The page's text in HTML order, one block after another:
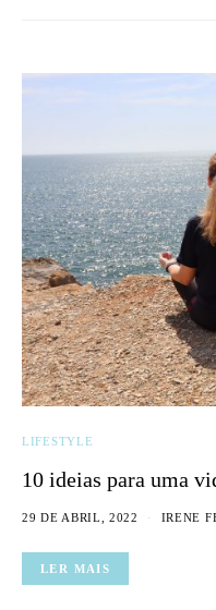
LIFESTYLE
10 ideias para uma
29 DE ABRIL, 2022 IRENE
LER MAIS